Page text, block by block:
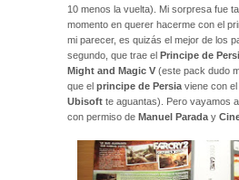
10 menos la vuelta). Mi sorpresa fue
momento en querer hacerme con el
mi parecer, es quizás el mejor de los
segundo, que trae el Principe de
Might and Magic V (este pack dudo
que el principe de Persia viene con
Ubisoft te aguantas). Pero vayamos
con permiso de Manuel Parada y